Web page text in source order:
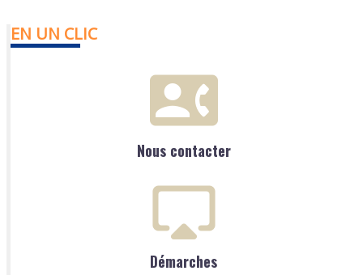
EN UN CLIC
Nous contacter
Démarches